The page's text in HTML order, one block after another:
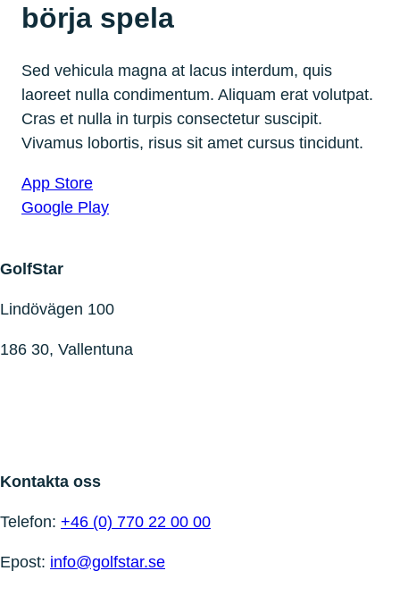
börja spela
Sed vehicula magna at lacus interdum, quis
laoreet nulla condimentum. Aliquam erat volutpat.
Cras et nulla in turpis consectetur suscipit.
Vivamus lobortis, risus sit amet cursus tincidunt.
App Store
Google Play
GolfStar
Lindövägen 100
186 30, Vallentuna
Kontakta oss
Telefon: +46 (0) 770 22 00 00
Epost: info@golfstar.se